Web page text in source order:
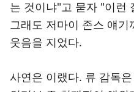
는 것이냐"고 묻자 "이런
그래도 저마이 존스 얘
웃음을 지었다.
사연은 이랬다. 류 감독